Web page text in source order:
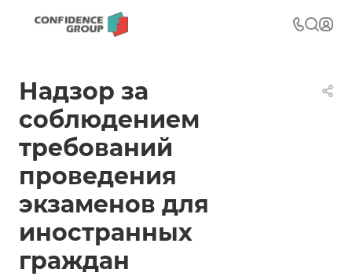
Надзор за
соблюдением
требований
проведения
экзаменов для
иностранных
граждан